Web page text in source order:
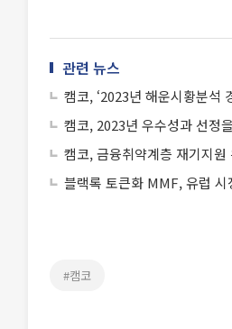
관련 뉴스
캠코, ‘2023년 해운시황분석
캠코, 2023년 우수성과 선정
캠코, 금융취약계층 재기지
블랙록 토큰화 MMF, 유럽 시
#캠코